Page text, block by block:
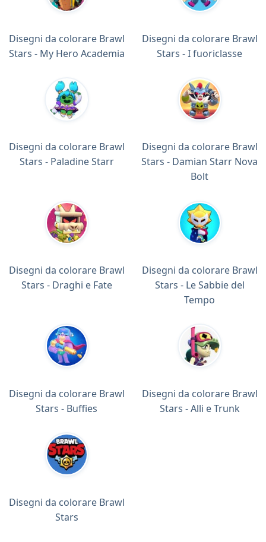
Disegni da colorare Brawl
Stars - My Hero Academia
Disegni da colorare Brawl
Stars - I fuoriclasse
Disegni da colorare Brawl
Stars - Paladine Starr
Disegni da colorare Brawl
Stars - Damian Starr Nova
Bolt
Disegni da colorare Brawl
Stars - Draghi e Fate
Disegni da colorare Brawl
Stars - Le Sabbie del
Tempo
Disegni da colorare Brawl
Stars - Buffies
Disegni da colorare Brawl
Stars - Alli e Trunk
Disegni da colorare Brawl
Stars